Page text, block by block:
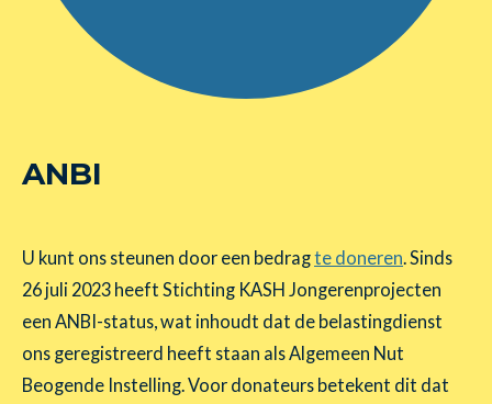
ANBI
U kunt ons steunen door een bedragte doneren. Sinds
26 juli 2023 heeft Stichting KASH Jongerenprojecten
een ANBI-status, wat inhoudt dat de belastingdienst
ons geregistreerd heeft staan als Algemeen Nut
Beogende Instelling. Voor donateurs betekent dit dat